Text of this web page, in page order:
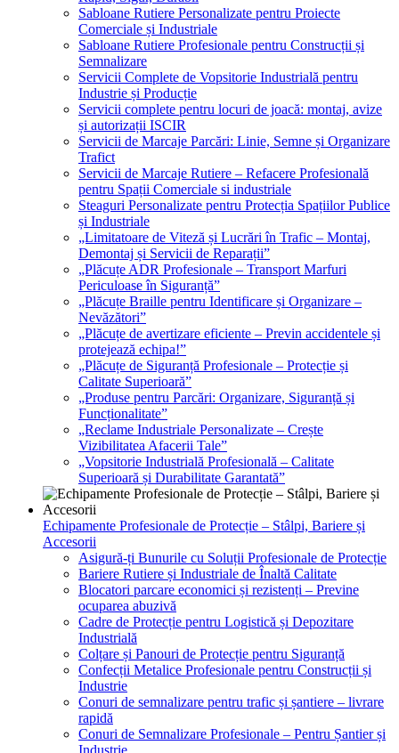
Sabloane Rutiere Personalizate pentru Proiecte
Comerciale și Industriale
Sabloane Rutiere Profesionale pentru Construcții și
Semnalizare
Servicii Complete de Vopsitorie Industrială pentru
Industrie și Producție
Servicii complete pentru locuri de joacă: montaj, avize
și autorizații ISCIR
Servicii de Marcaje Parcări: Linie, Semne și Organizare
Trafict
Servicii de Marcaje Rutiere – Refacere Profesională
pentru Spații Comerciale si industriale
Steaguri Personalizate pentru Protecția Spațiilor Publice
și Industriale
„Limitatoare de Viteză și Lucrări în Trafic – Montaj,
Demontaj și Servicii de Reparații”
„Plăcuțe ADR Profesionale – Transport Marfuri
Periculoase în Siguranță”
„Plăcuțe Braille pentru Identificare și Organizare –
Nevăzători”
„Plăcuțe de avertizare eficiente – Previn accidentele și
protejează echipa!”
„Plăcuțe de Siguranță Profesionale – Protecție și
Calitate Superioară”
„Produse pentru Parcări: Organizare, Siguranță și
Funcționalitate”
„Reclame Industriale Personalizate – Crește
Vizibilitatea Afacerii Tale”
„Vopsitorie Industrială Profesională – Calitate
Superioară și Durabilitate Garantată”
Echipamente Profesionale de Protecție – Stâlpi, Bariere și
Accesorii
Asigură-ți Bunurile cu Soluții Profesionale de Protecție
Bariere Rutiere și Industriale de Înaltă Calitate
Blocatori parcare economici și rezistenți – Previne
ocuparea abuzivă
Cadre de Protecție pentru Logistică și Depozitare
Industrială
Colțare și Panouri de Protecție pentru Siguranță
Confecții Metalice Profesionale pentru Construcții și
Industrie
Conuri de semnalizare pentru trafic și șantiere – livrare
rapidă
Conuri de Semnalizare Profesionale – Pentru Șantier și
Industrie